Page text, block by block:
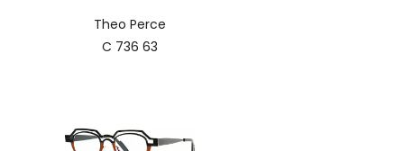
Theo Perce
C 736 63